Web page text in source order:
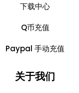
下载中心
Q币充值
Paypal 手动充值
关于我们